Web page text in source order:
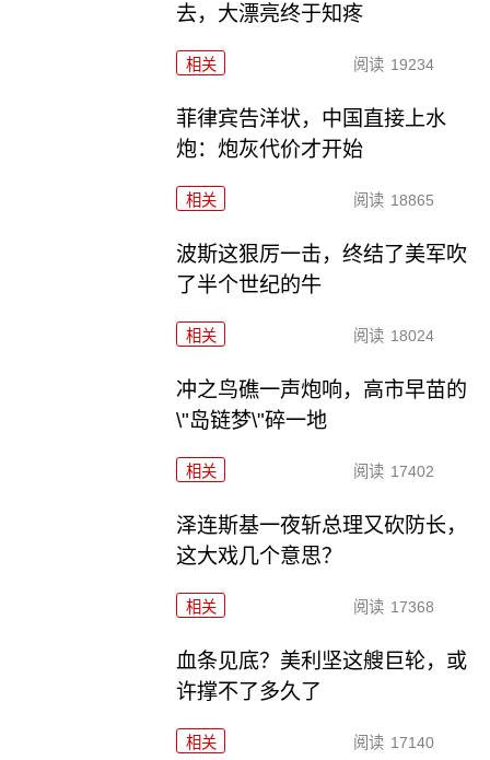
去，大漂亮终于知疼
相关 阅读 19234
菲律宾告洋状，中国直接上水
炮：炮灰代价才开始
相关 阅读 18865
波斯这狠厉一击，终结了美军吹
了半个世纪的牛
相关 阅读 18024
冲之鸟礁一声炮响，高市早苗的
\"岛链梦\"碎一地
相关 阅读 17402
泽连斯基一夜斩总理又砍防长，
这大戏几个意思？
相关 阅读 17368
血条见底？美利坚这艘巨轮，或
许撑不了多久了
相关 阅读 17140